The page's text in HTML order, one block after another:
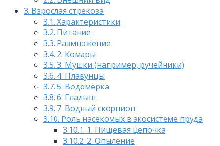
3. Взрослая стрекоза
3.1. Характеристики
3.2. Питание
3.3. Размножение
3.4. 2. Комары
3.5. 3. Мушки (например, ручейники)
3.6. 4. Плавунцы
3.7. 5. Водомерка
3.8. 6. Гладыш
3.9. 7. Водный скорпион
3.10. Роль насекомых в экосистеме пруда
3.10.1. 1. Пищевая цепочка
3.10.2. 2. Опыление